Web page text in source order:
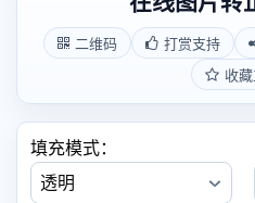
二维码 打赏支持
收
填充模式：